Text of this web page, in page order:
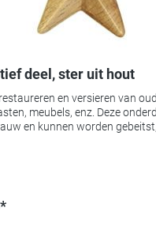
deel, ster uit hout
en versieren van
enz. Deze onderdelen zijn
en kunnen worden